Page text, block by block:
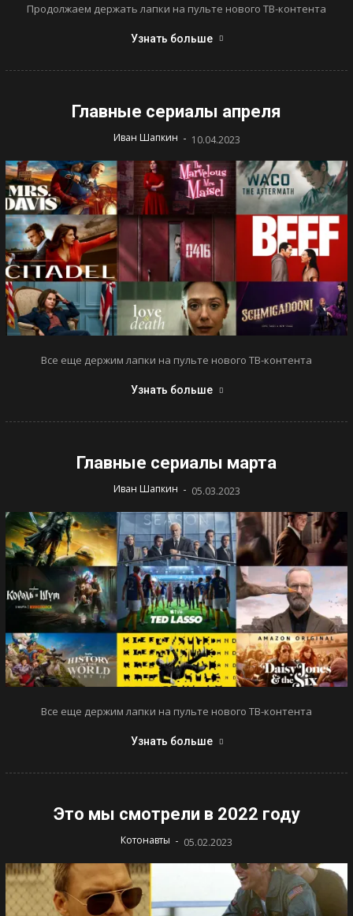
Продолжаем держать лапки на пульте нового ТВ-контента
Узнать больше
Главные сериалы апреля
Иван Шапкин - 10.04.2023
Все еще держим лапки на пульте нового ТВ-контента
Узнать больше
Главные сериалы марта
Иван Шапкин - 05.03.2023
Все еще держим лапки на пульте нового ТВ-контента
Узнать больше
Это мы смотрели в 2022 году
Котонавты - 05.02.2023